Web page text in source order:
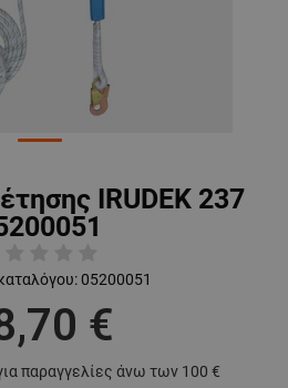
IRUDEK 237
05200051
€
παραγγελίες άνω των 100 €